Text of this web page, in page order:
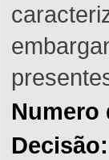
Numero
Decisão: